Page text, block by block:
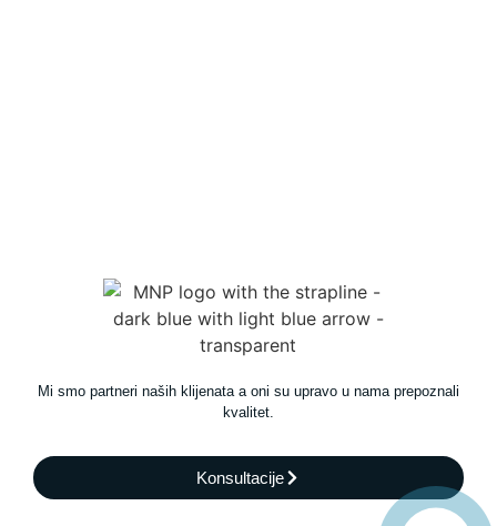
Mi smo partneri naših klijenata a oni su upravo u nama prepoznali
kvalitet.
Konsultacije